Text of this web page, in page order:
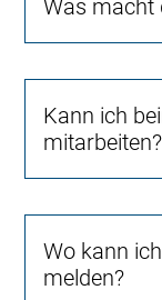
Was macht
Kann ich
mitarbeiten?
Wo kann
melden?